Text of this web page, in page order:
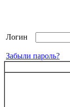
Логин
Забыли пароль?